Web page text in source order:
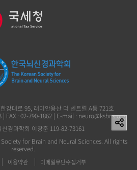
강대로 95, 래미안용산 더 센트럴 A동 721호
| FAX : 02-790-1862 | E-mail : neuro@ksbns.org
경과학회 이창준 119-82-73161
for Brain and Neural Sciences. All rights
reserved.
이용약관 이메일무단수집거부